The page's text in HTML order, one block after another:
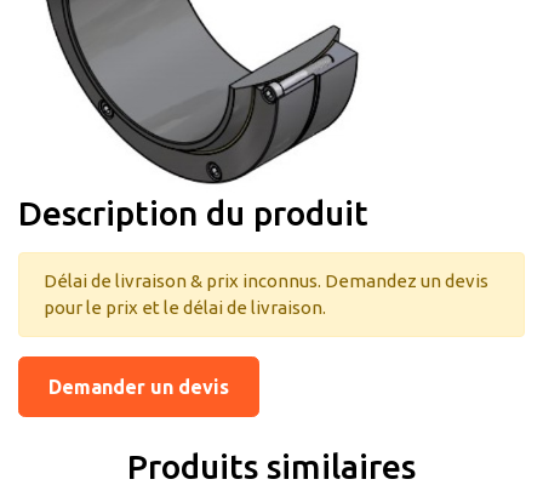
Description du produit
Délai de livraison & prix inconnus. Demandez un devis
pour le prix et le délai de livraison.
Demander un devis
Produits similaires